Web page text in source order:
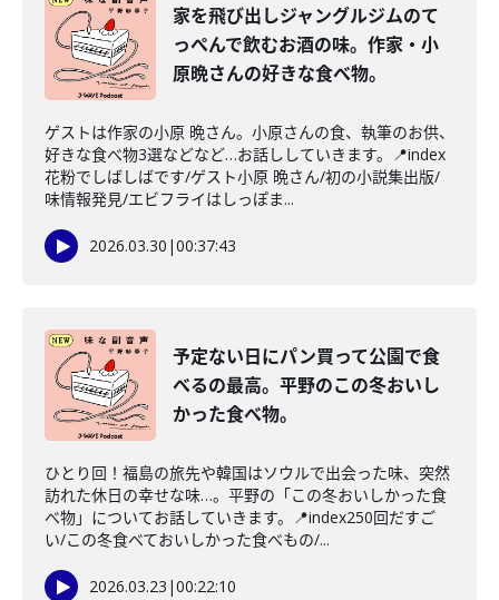
家を飛び出しジャングルジムのて
っぺんで飲むお酒の味。作家・小
原晩さんの好きな食べ物。
ゲストは作家の小原 晩さん。小原さんの食、執筆のお供、
好きな食べ物3選などなど…お話ししていきます。📍index
花粉でしばしばです/ゲスト小原 晩さん/初の小説集出版/
味情報発見/エビフライはしっぽま...
2026.03.30 |00:37:43
予定ない日にパン買って公園で食
べるの最高。平野のこの冬おいし
かった食べ物。
ひとり回！福島の旅先や韓国はソウルで出会った味、突然
訪れた休日の幸せな味…。平野の「この冬おいしかった食
べ物」についてお話していきます。📍index250回だすご
い/この冬食べておいしかった食べもの/...
2026.03.23 |00:22:10